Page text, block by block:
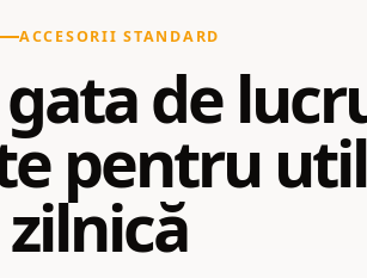
ACCESORII STANDARD
de
pentru
zilnică